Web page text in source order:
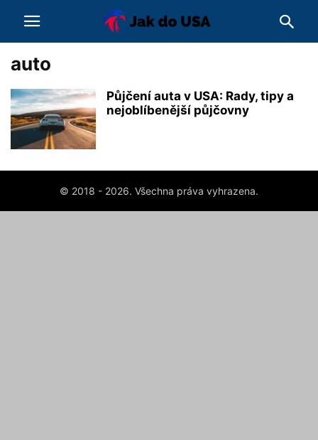
auto
Půjčení auta v USA: Rady, tipy a
nejoblíbenější půjčovny
© 2018 - 2026. Všechna práva vyhrazena.